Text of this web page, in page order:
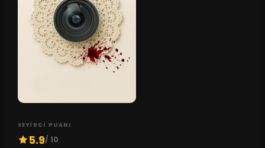
SEYIRCI PUANI
5.9/ 10